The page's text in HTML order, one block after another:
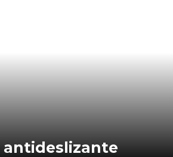
antideslizante